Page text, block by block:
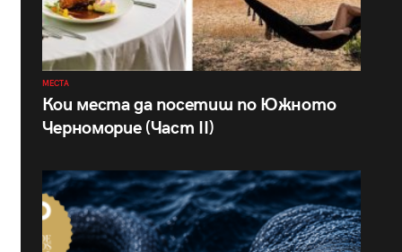
МЕСТА
Кои места да посетиш по Южното
Черноморие (Част II)